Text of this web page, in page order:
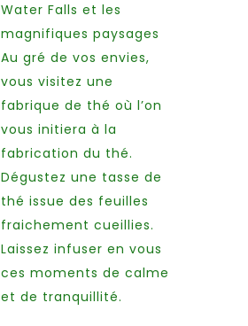
Water Falls et les
magnifiques paysages
Au gré de vos envies,
vous visitez une
fabrique de thé où l’on
vous initiera à la
fabrication du thé.
Dégustez une tasse de
thé issue des feuilles
fraichement cueillies.
Laissez infuser en vous
ces moments de calme
et de tranquillité.